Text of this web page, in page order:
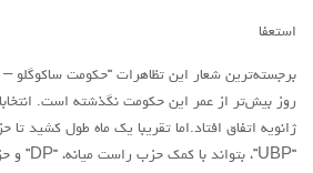
سیاسی
نقد سیاسی
فلسفی
استعفا
ژانویه اتفاق افتاد.اما تقریبا یک ماه طول کشید